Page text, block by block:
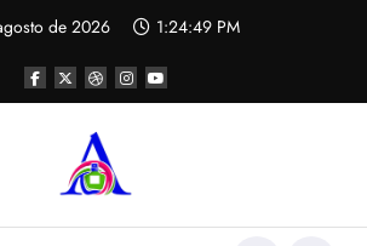
de 2026 1:24:50 PM